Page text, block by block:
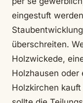
eingestuft
überschreiten.
Holzwickede,
Holzhausen oder
Holzkirchen